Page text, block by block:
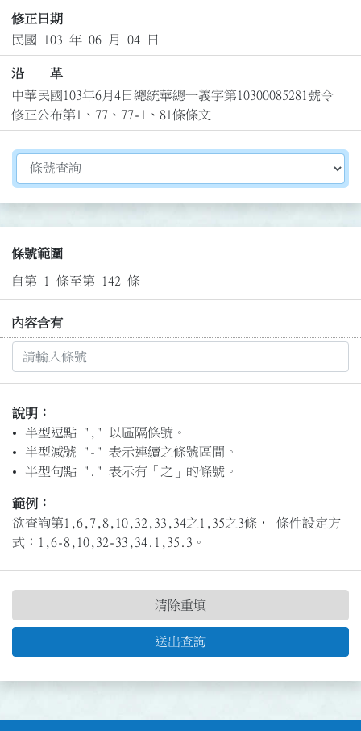
修正日期
民國 103 年 06 月 04 日
沿 革
中華民國103年6月4日總統華總一義字第10300085281號令
修正公布第1、77、77-1、81條條文
切換選擇法規資訊內容
條號範圍
自第 1 條至第 142 條
內容含有
說明：
半型逗點 "," 以區隔條號。
半型減號 "-" 表示連續之條號區間。
半型句點 "." 表示有「之」的條號。
範例：
欲查詢第1,6,7,8,10,32,33,34之1,35之3條， 條件設定方
式：1,6-8,10,32-33,34.1,35.3。
送出查詢
清除重填